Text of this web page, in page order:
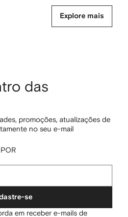
Explore mais
das
promoções, atualizações de
no seu e-mail
se
em receber e-mails de